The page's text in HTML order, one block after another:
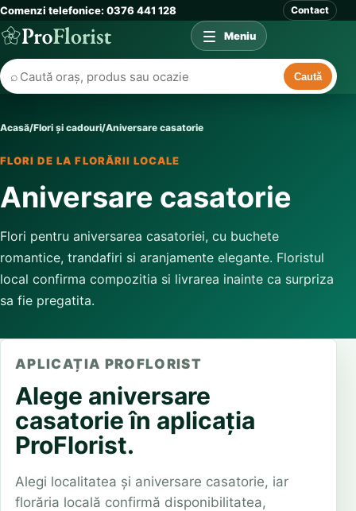
Comenzi telefonice: 0376 441 128 Contact
⌕ Caută
Meniu
Acasă/Flori și cadouri/Aniversare casatorie
FLORI DE LA FLORĂRII LOCALE
Aniversare casatorie
Flori pentru aniversarea casatoriei, cu buchete
romantice, trandafiri si aranjamente elegante. Floristul
local confirma compozitia si livrarea inainte ca surpriza
sa fie pregatita.
APLICAȚIA PROFLORIST
Alege aniversare
casatorie în aplicația
ProFlorist.
Alegi localitatea și aniversare casatorie, iar
florăria locală confirmă disponibilitatea,